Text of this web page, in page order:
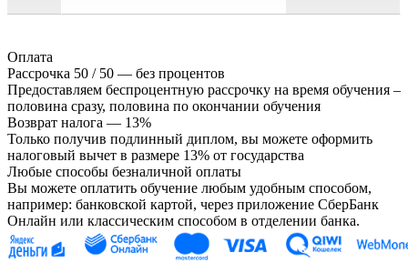
Оплата
Рассрочка 50 / 50 — без процентов
Предоставляем беспроцентную рассрочку на время обучения –
половина сразу, половина по окончании обучения
Возврат налога — 13%
Только получив подлинный диплом, вы можете оформить
налоговый вычет в размере 13% от государства
Любые способы безналичной оплаты
Вы можете оплатить обучение любым удобным способом,
например: банковской картой, через приложение СберБанк
Онлайн или классическим способом в отделении банка.